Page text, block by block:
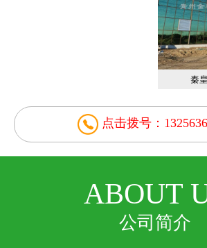
秦
点击拨号：
ABOUT
公司简介